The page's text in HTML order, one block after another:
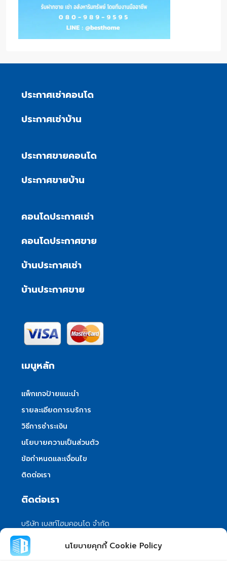
นโยบายคุกกี้ Cookie Policy
ประกาศเช่าคอนโด
ประกาศเช่าบ้าน
ประกาศขายคอนโด
ประกาศขายบ้าน
คอนโดประกาศเช่า
คอนโดประกาศขาย
บ้านประกาศเช่า
บ้านประกาศขาย
เมนูหลัก
แพ็กเกจป้ายแนะนำ
รายละเอียดการบริการ
วิธีการชำระเงิน
นโยบายความเป็นส่วนตัว
ข้อกำหนดและเงื่อนไข
ติดต่อเรา
ติดต่อเรา
บริษัท เบสท์โฮมคอนโด จำกัด
101/399 หมู่ 7 แขวงลําผักชี เขตหนองจอก
กรุงเทพมหานคร 10530